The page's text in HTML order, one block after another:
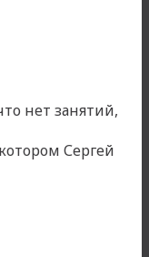
нет занятий,
Сергей